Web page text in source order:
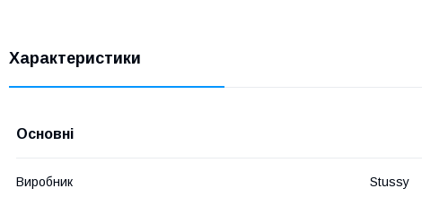
Характеристики
Основні
Виробник Stussy